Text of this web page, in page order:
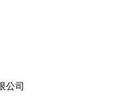
公司